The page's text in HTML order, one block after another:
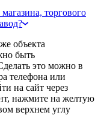
торгового
объекта
быть
это можно в
телефона или
на сайт через
нажмите на желтую
верхнем углу